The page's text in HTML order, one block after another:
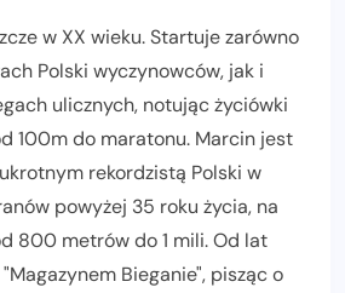
w XX wieku. Startuje zarówno
Polski wyczynowców, jak i
ulicznych, notując życiówki
100m do maratonu. Marcin jest
rekordzistą Polski w
powyżej 35 roku życia, na
800 metrów do 1 mili. Od lat
Bieganie", pisząc o